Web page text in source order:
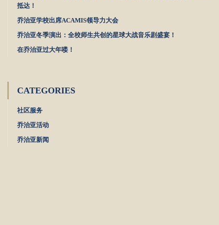
抵达！
乔治亚学校出席ACAMIS领导力大会
乔治亚冬季演出：全校师生共创的星球大战音乐剧盛宴！
在乔治亚过大年喽！
CATEGORIES
社区服务
乔治亚活动
乔治亚新闻